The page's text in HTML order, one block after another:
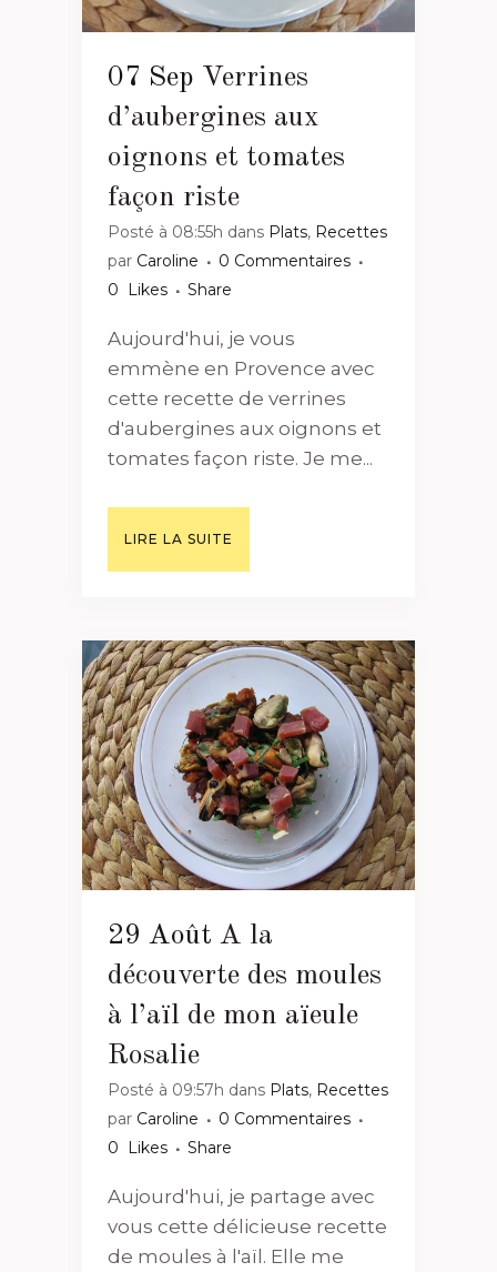
07 Sep Verrines
d’aubergines aux
oignons et tomates
façon riste
Posté à 08:55h dans Plats, Recettes
par Caroline
0 Commentaires
0
Likes Share
Aujourd'hui, je vous
emmène en Provence avec
cette recette de verrines
d'aubergines aux oignons et
tomates façon riste. Je me...
LIRE LA SUITE
29 Août A la
découverte des moules
à l’aïl de mon aïeule
Rosalie
Posté à 09:57h dans Plats, Recettes
par Caroline
0 Commentaires
0
Likes Share
Aujourd'hui, je partage avec
vous cette délicieuse recette
de moules à l'aïl. Elle me